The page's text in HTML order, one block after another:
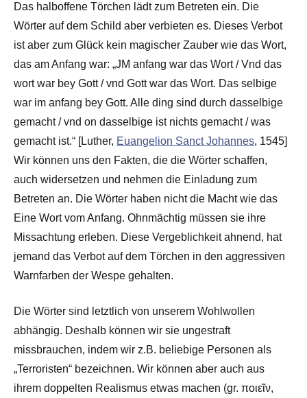
Das halboffene Törchen lädt zum Betreten ein. Die
Wörter auf dem Schild aber verbieten es. Dieses Verbot
ist aber zum Glück kein magischer Zauber wie das Wort,
das am Anfang war: „JM anfang war das Wort / Vnd das
wort war bey Gott / vnd Gott war das Wort. Das selbige
war im anfang bey Gott. Alle ding sind durch dasselbige
gemacht / vnd on dasselbige ist nichts gemacht / was
gemacht ist.“ [Luther, Euangelion Sanct Johannes, 1545]
Wir können uns den Fakten, die die Wörter schaffen,
auch widersetzen und nehmen die Einladung zum
Betreten an. Die Wörter haben nicht die Macht wie das
Eine Wort vom Anfang. Ohnmächtig müssen sie ihre
Missachtung erleben. Diese Vergeblichkeit ahnend, hat
jemand das Verbot auf dem Törchen in den aggressiven
Warnfarben der Wespe gehalten.
Die Wörter sind letztlich von unserem Wohlwollen
abhängig. Deshalb können wir sie ungestraft
missbrauchen, indem wir z.B. beliebige Personen als
„Terroristen“ bezeichnen. Wir können aber auch aus
ihrem doppelten Realismus etwas machen (gr. ποιεῖν,